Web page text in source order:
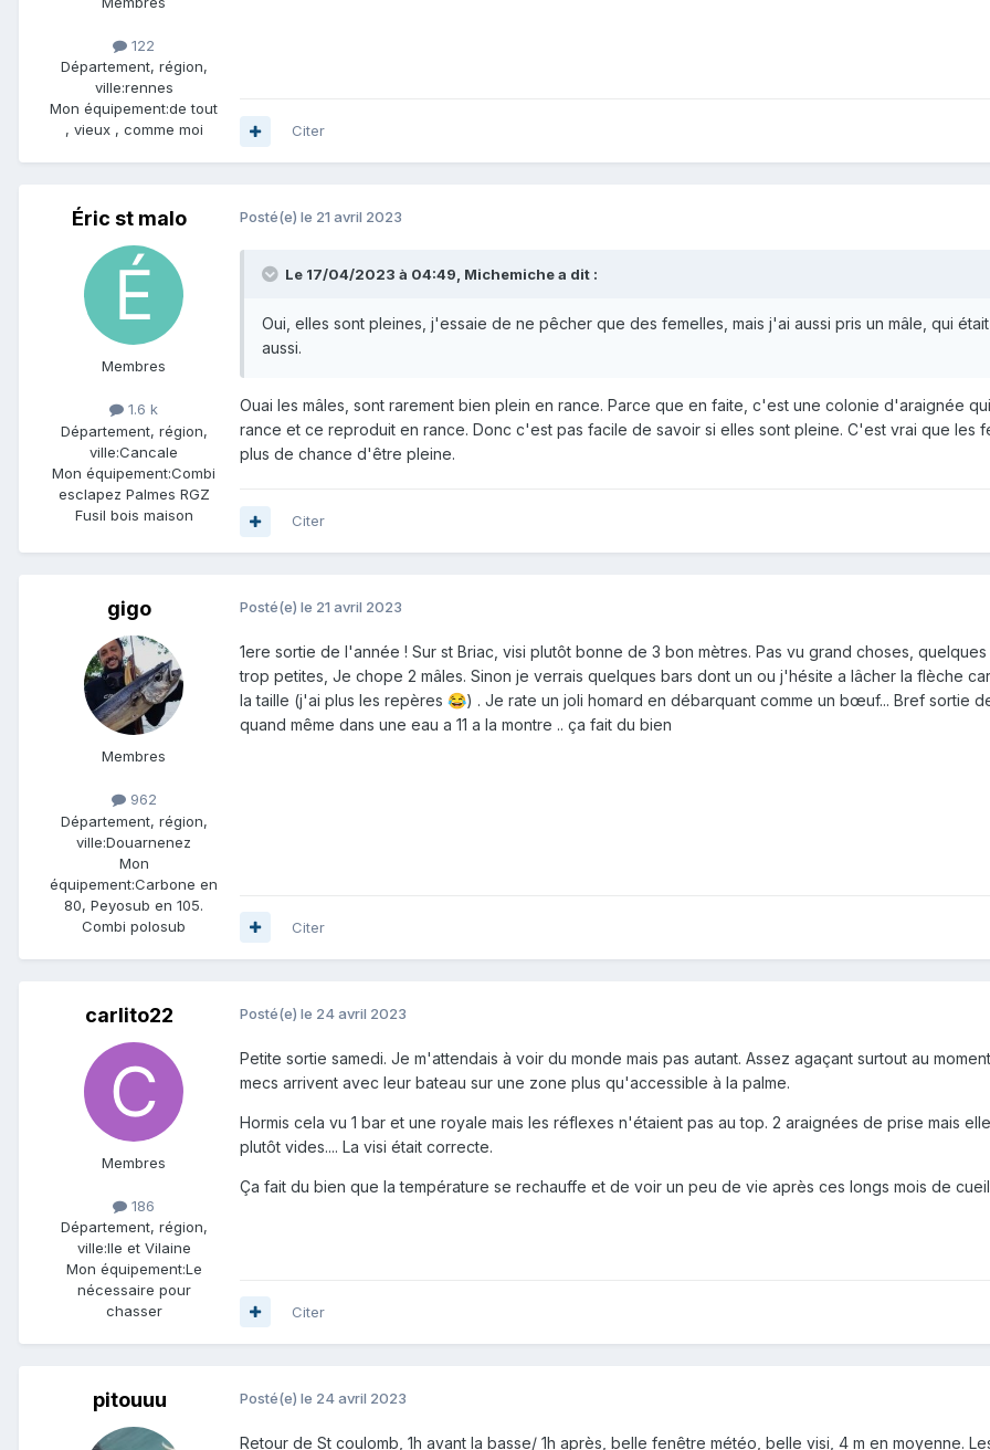
122
Département, région,
ville:rennes
Mon équipement:de tout
, vieux , comme moi
Citer
Éric st malo
Membres
1.6 k
Département, région,
ville:Cancale
Mon équipement:Combi
esclapez Palmes RGZ
Fusil bois maison
Posté(e) le 21 avril 2023
Le 17/04/2023 à 04:49, Michemichea dit :
Oui, elles sont pleines, j'essaie de ne pêcher que des femelles, mais j'ai aussi pris un mâle, qui
aussi.
Ouai les mâles, sont rarement bien plein en rance. Parce que en faite, c'est une colonie d'araignée
rance et ce reproduit en rance. Donc c'est pas facile de savoir si elles sont pleine. C'est vrai que les
plus de chance d'être pleine.
Citer
gigo
Membres
962
Département, région,
ville:Douarnenez
Mon
équipement:Carbone en
80, Peyosub en 105.
Combi polosub
Posté(e) le 21 avril 2023
1ere sortie de l'année ! Sur st Briac, visi plutôt bonne de 3 bon mètres. Pas vu grand choses,
trop petites, Je chope 2 mâles. Sinon je verrais quelques bars dont un ou j'hésite a lâcher la flèche
la taille (j'ai plus les repères 😂) . Je rate un joli homard en débarquant comme un bœuf... Bref sortie
quand même dans une eau a 11 a la montre .. ça fait du bien
Citer
carlito22
Membres
186
Département, région,
ville:Ile et Vilaine
Mon équipement:Le
nécessaire pour
chasser
Posté(e) le 24 avril 2023
Petite sortie samedi. Je m'attendais à voir du monde mais pas autant. Assez agaçant surtout au
mecs arrivent avec leur bateau sur une zone plus qu'accessible à la palme.
Hormis cela vu 1 bar et une royale mais les réflexes n'étaient pas au top. 2 araignées de prise mais
plutôt vides.... La visi était correcte.
Ça fait du bien que la température se rechauffe et de voir un peu de vie après ces longs mois de
Citer
pitouuu Posté(e) le 24 avril 2023
Retour de St coulomb, 1h avant la basse/ 1h après, belle fenêtre météo, belle visi, 4 m en moyenne.